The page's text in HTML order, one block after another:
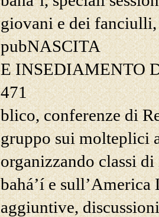
giovani e dei
pubNASCITA
E INSEDIAMENTO
471
blico, conferenze di
gruppo sui molteplici
organizzando classi
bahá’í esull’America
aggiuntive,